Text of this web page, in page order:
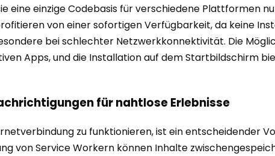
eine einzige Codebasis für verschiedene Plattformen
von einer sofortigen Verfügbarkeit, da keine
bei schlechter Netzwerkkonnektivität. Die
Apps, und die Installation auf dem Startbildschirm
für nahtlose Erlebnisse
zu funktionieren, ist ein entscheidender
von Service Workern können Inhalte